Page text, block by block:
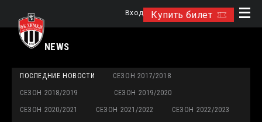
Купить билет
Вход
NEWS
ПОСЛЕДНИЕ НОВОСТИ СЕЗОН 2017/2018
СЕЗОН 2018/2019 СЕЗОН 2019/2020
СЕЗОН 2020/2021 СЕЗОН 2021/2022 СЕЗОН 2022/2023